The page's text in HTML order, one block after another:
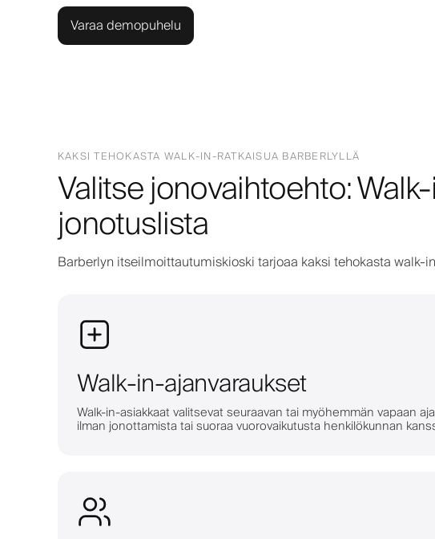
Varaa demopuhelu
KAKSI TEHOKASTA WALK-IN-RATKAISUA BARBERLYLLÄ
Valitse jonovaihtoehto:
jonotuslista
Barberlyn itseilmoittautumiskioski tarjoaa kaksi tehokasta walk-
Walk-in-ajanvaraukset
Walk-in-asiakkaat valitsevat seuraavan tai myöhemmän vapaan
ilman jonottamista tai suoraa vuorovaikutusta henkilökunnan